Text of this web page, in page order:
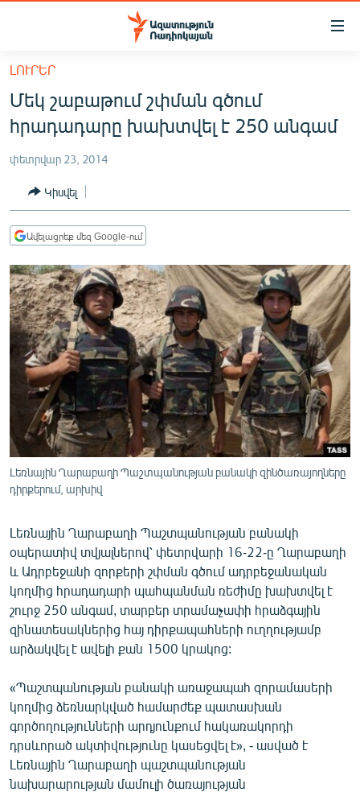
Մատչելիության
հիմնական
բովանդակությանը
Անցնել
հիմնական
մենյուին
ՀԱՅԱՍՏԱՆ
ՔԱՂԱՔԱԿԱՆ
ԸՆՏՐՈՒԹՅՈՒՆՆԵՐ 2026
ԻՐԱՎՈՒՆՔ
ՀԱՍԱՐԱԿՈՒԹՅՈՒՆ
ՂԱՐԱԲԱՂ
ՊԱՏԵՐԱԶՄԻ 6 ՇԱԲԱԹՆԵՐԸ
ՏԱՐԱԾԱՇՐՋԱՆ
ՄԻՋԱԶԳԱՅԻՆ
ՄՇԱԿՈՒՅԹ
ՍՊՈՐՏ
ՄԵԿՆԱԲԱՆՈՒԹՅՈՒՆ
ՏՏ ԵՒ ԻՆՏԵՐՆԵՏ
ԱՐԽԻՎ
ՏԵՍԱՆՅՈՒԹԵՐ
ԲԱՆԱՎԵՃ
ՁԳՏԵԼՈՎ ԼԱՎԱԳՈՒՅՆԻՆ
Հայերեն
English
Русский
ԼՈՒՐԵՐ
Մեկ շաբաթում շփման գծում
հրադադարը խախտվել է 250 անգամ
փետրվար 23, 2014
Կիսվել
Ավելացրեք մեզ Google-ում
Լեռնային Ղարաբաղի Պաշտպանության բանակի զինծառայողները
դիրքերում, արխիվ
Լեռնային Ղարաբաղի Պաշտպանության բանակի
օպերատիվ տվյալներով՝ փետրվարի 16-22-ը Ղարաբաղի
և Ադրբեջանի զորքերի շփման գծում ադրբեջանական
կողմից հրադադարի պահպանման ռեժիմը խախտվել է
շուրջ 250 անգամ, տարբեր տրամաչափի հրաձգային
զինատեսակներից հայ դիրքապահների ուղղությամբ
արձակվել է ավելի քան 1500 կրակոց:
«Պաշտպանության բանակի առաջապահ զորամասերի
կողմից ձեռնարկված համարժեք պատասխան
գործողությունների արդյունքում հակառակորդի
դրսևորած ակտիվությունը կասեցվել է», - ասված է
Լեռնային Ղարաբաղի պաշտպանության
նախարարության մամուլի ծառայության